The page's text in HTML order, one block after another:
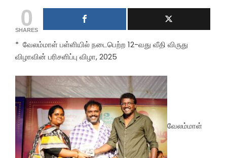
0
SHARES
* வேலம்மாள் பள்ளியில் நடைபெற்ற 12-வது வீதி விருது
விழாவின் பரிசளிப்பு விழா, 2025
வேலம்மாள்